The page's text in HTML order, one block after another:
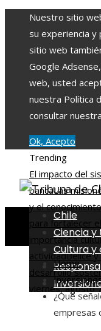
Nuestro sitio
su experiencia y
sitio web
Google
web, usted
nuestra Política
consultar
Ok, Acepto
Trending
El impacto del
bancaLas
y el
para fortalecer
importancia
actividadBelice y
desarrollo
viernes, agosto
Chile
Ciencia
Cultura y
Home
¿Qué
empresas